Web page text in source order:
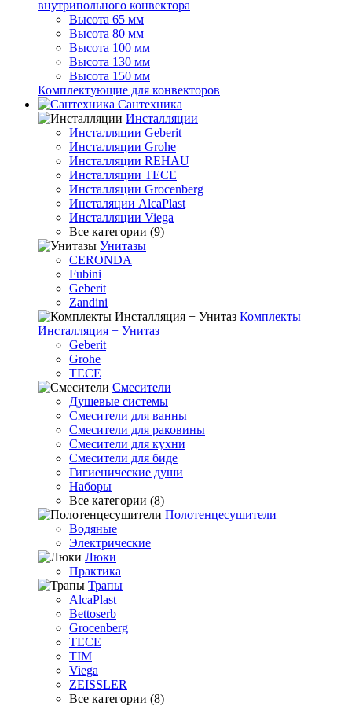
внутрипольного конвектора
Высота 65 мм
Высота 80 мм
Высота 100 мм
Высота 130 мм
Высота 150 мм
Комплектующие для конвекторов
Сантехника
Инсталляции
Инсталляции Geberit
Инсталляции Grohe
Инсталляции REHAU
Инсталляции TECE
Инсталляции Grocenberg
Инсталяции AlcaPlast
Инсталляции Viega
Все категории (9)
Унитазы
CERONDA
Fubini
Geberit
Zandini
Комплекты
Инсталляция + Унитаз
Geberit
Grohe
TECE
Смесители
Душевые системы
Смесители для ванны
Смесители для раковины
Смесители для кухни
Смесители для биде
Гигиенические души
Наборы
Все категории (8)
Полотенцесушители
Водяные
Электрические
Люки
Практика
Трапы
AlcaPlast
Bettoserb
Grocenberg
TECE
TIM
Viega
ZEISSLER
Все категории (8)